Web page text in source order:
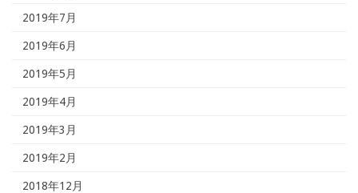
2019年7月
2019年6月
2019年5月
2019年4月
2019年3月
2019年2月
2018年12月